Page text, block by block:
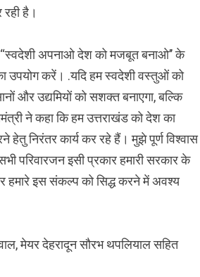
है।
अपनाओ देश को मजबूत बनाओ’’ के
उपयोग करें। .यदि हम स्वदेशी वस्तुओं को
और उद्यमियों को सशक्त बनाएगा, बल्कि
ने कहा कि हम उत्तराखंड को देश का
निरंतर कार्य कर रहे हैं। मुझे पूर्ण विश्वास
परिवारजन इसी प्रकार हमारी सरकार के
इस संकल्प को सिद्ध करने में अवश्य
मेयर देहरादून सौरभ थपलियाल सहित